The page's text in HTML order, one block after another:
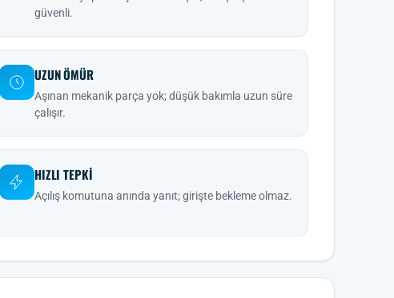
güvenli.
UZUN ÖMÜR
Aşınan mekanik parça yok; düşük bakımla uzun süre
çalışır.
HIZLI TEPKI
Açılış komutuna anında yanıt; girişte bekleme olmaz.